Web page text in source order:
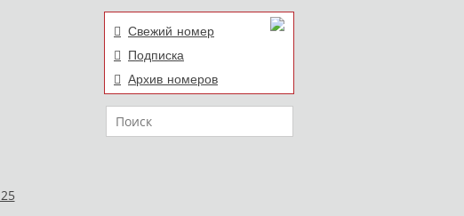
Свежий номер
Подписка
Архив номеров
Поиск